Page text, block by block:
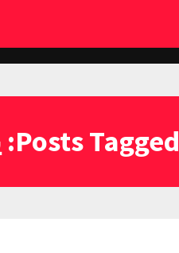
Posts Tagged: یونیفرم